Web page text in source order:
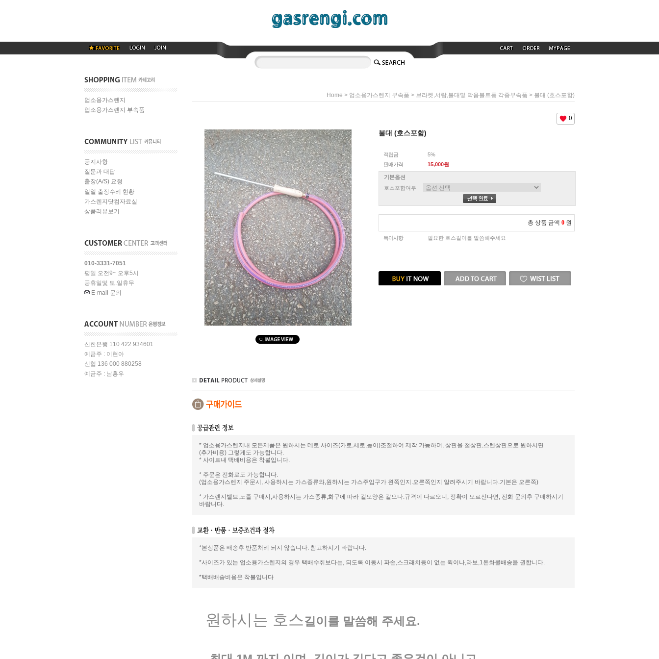
업소용가스렌지
업소용가스렌지 부속품
공지사항
질문과 대답
출장(A/S) 요청
일일 출장수리 현황
가스렌지닷컴자료실
상품리뷰보기
010-3331-7051
평일 오전9~ 오후5시
공휴일및 토.일휴무
E-mail 문의
신한은행 110 422 934601
예금주 : 이현아
신협 136 000 880258
예금주 : 남홍우
Home > 업소용가스렌지 부속품 > 브라켓,서랍,불대및 막음볼트등 각종부속품 > 불대 (호스포함)
0
불대 (호스포함)
적립금
5%
판매가격
15,000원
기본옵션
호스포함여부
총 상품 금액 0 원
특이사항 필요한 호스길이를 말씀해주세요
* 업소용가스렌지내 모든제품은 원하시는 데로 사이즈(가로,세로,높이)조절하여 제작 가능하며, 상판을 철상판,스텐상판으로 원하시면
(추가비용) 그렇게도 가능합니다.
* 사이트내 택배비용은 착불입니다.
* 주문은 전화로도 가능합니다.
(업소용가스렌지 주문시, 사용하시는 가스종류와,원하시는 가스주입구가 왼쪽인지.오른쪽인지 알려주시기 바랍니다.기본은 오른쪽)
* 가스렌지밸브,노즐 구매시,사용하시는 가스종류,화구에 따라 겉모양은 같으나.규격이 다르오니, 정확이 모르신다면, 전화 문의후 구매하시기
바랍니다.
*본상품은 배송후 반품처리 되지 않습니다. 참고하시기 바랍니다.
*사이즈가 있는 업소용가스렌지의 경우 택배수취보다는, 되도록 이동시 파손,스크래치등이 없는 퀵이나,라보,1톤화물배송을 권합니다.
*택배배송비용은 착불입니다
원하시는 호스길이를 말씀해 주세요.